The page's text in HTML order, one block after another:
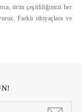
ürün çeşitliliğimizi her
Farklı ithiyaçlara ve